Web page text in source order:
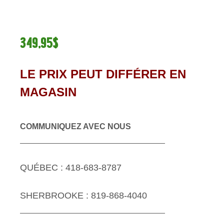
349,95$
LE PRIX PEUT DIFFÉRER EN
MAGASIN
COMMUNIQUEZ AVEC NOUS
QUÉBEC : 418-683-8787
SHERBROOKE : 819-868-4040